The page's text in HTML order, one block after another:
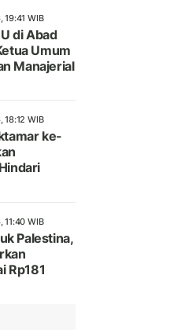
19:41 WIB
di Abad
Umum
Manajerial
18:12 WIB
ke-
11:40 WIB
Palestina,
Rp181